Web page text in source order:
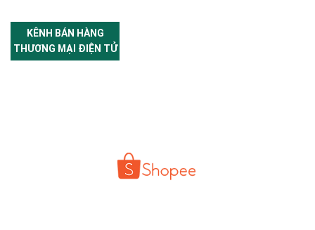
KÊNH BÁN HÀNG
THƯƠNG MẠI ĐIỆN TỬ